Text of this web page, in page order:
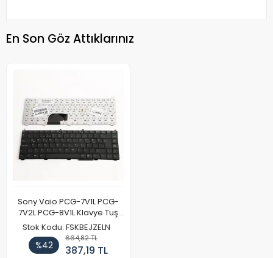
En Son Göz Attıklarınız
Sony Vaio PCG-7V1L PCG-
7V2L PCG-8V1L Klavye Tuş
Takımı Siyah Türkçe
Stok Kodu: FSKBEJZELN
%42
664,82 TL
387,19 TL